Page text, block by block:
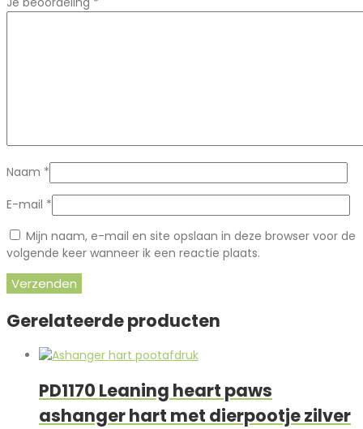
Naam *
E-mail *
Mijn naam, e-mail en site opslaan in deze browser voor de
volgende keer wanneer ik een reactie plaats.
Gerelateerde producten
PD1170 Leaning heart paws
ashanger hart met dierpootje zilver